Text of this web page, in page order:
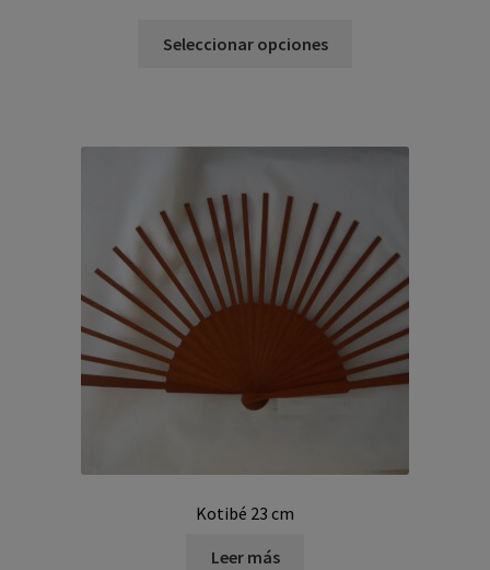
Seleccionar opciones
Kotibé 23 cm
Leer más